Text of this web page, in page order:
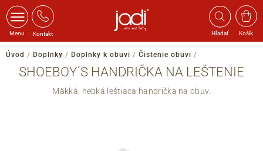
Menu Kontakt Hľadať Košík
Úvod / Doplnky / Doplnky k obuvi / Čistenie obuvi /
SHOEBOY´S HANDRIČKA NA LEŠTENIE
Mäkká, hebká leštiaca handrička na obuv.